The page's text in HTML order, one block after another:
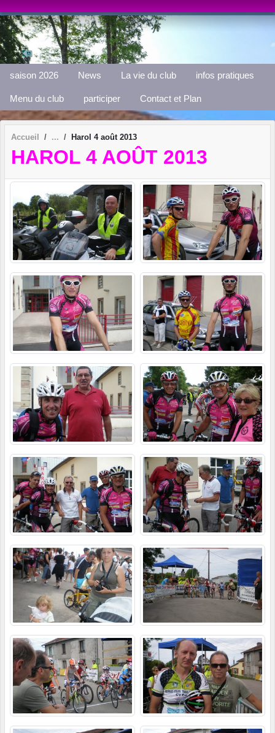
saison 2026 News La vie du club infos pratiques
Menu du club participer Contact et Plan
Accueil Harol 4 août 2013
HAROL 4 AOÛT 2013